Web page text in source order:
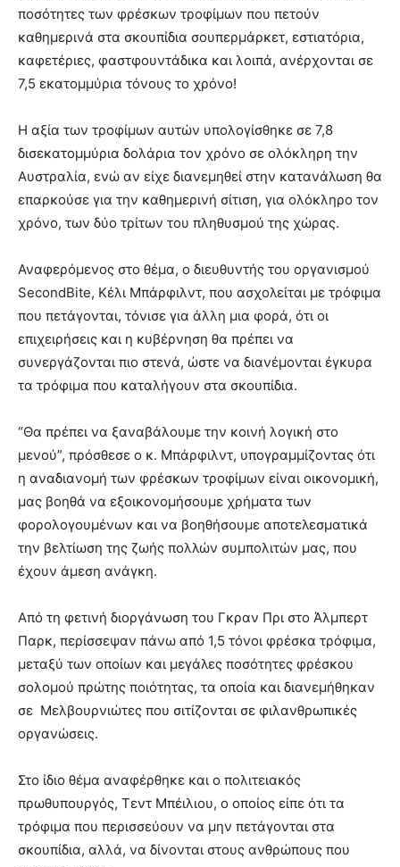
ποσότητες των φρέσκων τροφίμων που πετούν
καθημερινά στα σκουπίδια σουπερμάρκετ, εστιατόρια,
καφετέριες, φαστφουντάδικα και λοιπά, ανέρχονται σε
7,5 εκατομμύρια τόνους το χρόνο!
Η αξία των τροφίμων αυτών υπολογίσθηκε σε 7,8
δισεκατομμύρια δολάρια τον χρόνο σε ολόκληρη την
Αυστραλία, ενώ αν είχε διανεμηθεί στην κατανάλωση θα
επαρκούσε για την καθημερινή σίτιση, για ολόκληρο τον
χρόνο, των δύο τρίτων του πληθυσμού της χώρας.
Αναφερόμενος στο θέμα, ο διευθυντής του οργανισμού
SecondBite, Κέλι Μπάρφιλντ, που ασχολείται με τρόφιμα
που πετάγονται, τόνισε για άλλη μια φορά, ότι οι
επιχειρήσεις και η κυβέρνηση θα πρέπει να
συνεργάζονται πιο στενά, ώστε να διανέμονται έγκυρα
τα τρόφιμα που καταλήγουν στα σκουπίδια.
“Θα πρέπει να ξαναβάλουμε την κοινή λογική στο
μενού”, πρόσθεσε ο κ. Μπάρφιλντ, υπογραμμίζοντας ότι
η αναδιανομή των φρέσκων τροφίμων είναι οικονομική,
μας βοηθά να εξοικονομήσουμε χρήματα των
φορολογουμένων και να βοηθήσουμε αποτελεσματικά
την βελτίωση της ζωής πολλών συμπολιτών μας, που
έχουν άμεση ανάγκη.
Από τη φετινή διοργάνωση του Γκραν Πρι στο Άλμπερτ
Παρκ, περίσσεψαν πάνω από 1,5 τόνοι φρέσκα τρόφιμα,
μεταξύ των οποίων και μεγάλες ποσότητες φρέσκου
σολομού πρώτης ποιότητας, τα οποία και διανεμήθηκαν
σε Μελβουρνιώτες που σιτίζονται σε φιλανθρωπικές
οργανώσεις.
Στο ίδιο θέμα αναφέρθηκε και ο πολιτειακός
πρωθυπουργός, Τεντ Μπέιλιου, ο οποίος είπε ότι τα
τρόφιμα που περισσεύουν να μην πετάγονται στα
σκουπίδια, αλλά, να δίνονται στους ανθρώπους που